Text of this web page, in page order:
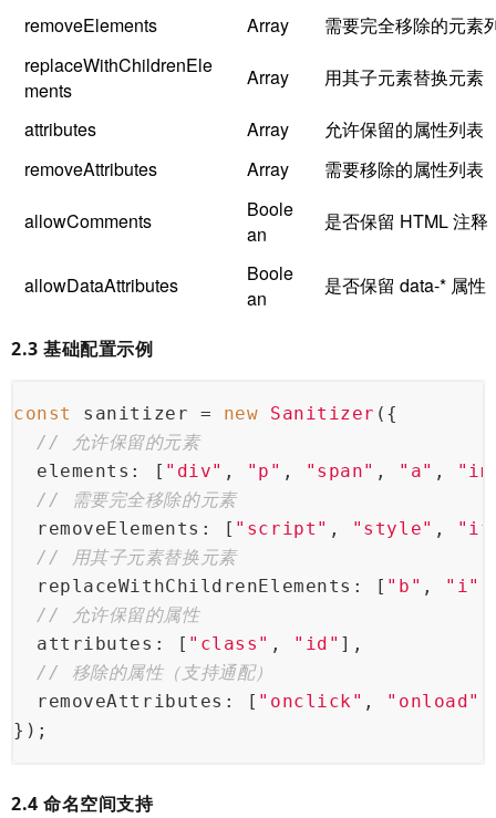
removeElements
Array
需要完全移除的元素
replaceWithChildrenEle
ments
Array 用其子元素替换元素
attributes Array
允许保留的属性列表
removeAttributes
Array 需要移除的属性列表
allowComments
Boole
an
是否保留 HTML 注释
allowDataAttributes
Boole
an
是否保留 data-* 属性
2.3 基础配置示例
const sanitizer = new Sanitizer ({
// 允许保留的元素
elements : [ "div" , "p" , "span" , "a" ,
// 需要完全移除的元素
removeElements : [ "script" , "style" ,
// 用其子元素替换元素
replaceWithChildrenElements : [ "b" , "i"
// 允许保留的属性
attributes : [ "class" , "id" ],
// 移除的属性（支持通配）
removeAttributes : [ "onclick" , "onload"
});
2.4 命名空间支持